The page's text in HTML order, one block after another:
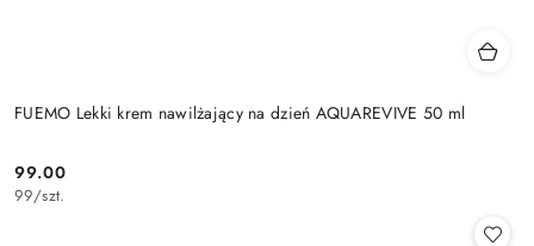
FUEMO Lekki krem nawilżający na dzień AQUAREVIVE 50 ml
Cena:
99.00
99/szt.